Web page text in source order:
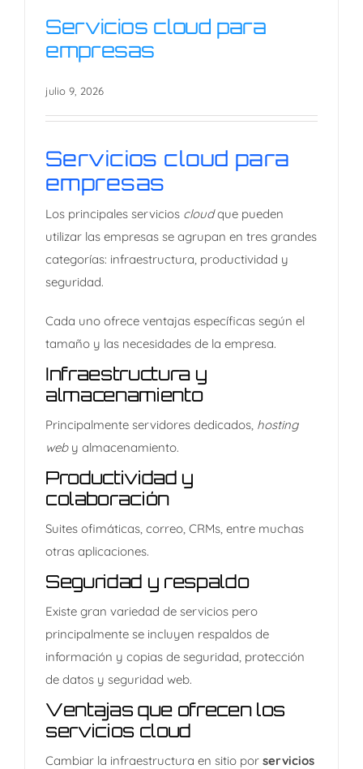
Servicios cloud para
empresas
julio 9, 2026
Servicios cloud para
empresas
Los principales servicios cloudque pueden
utilizar las empresas se agrupan en tres grandes
categorías: infraestructura, productividad y
seguridad.
Cada uno ofrece ventajas específicas según el
tamaño y las necesidades de la empresa.
Infraestructura y
almacenamiento
Principalmente servidores dedicados, hosting
weby almacenamiento.
Productividad y
colaboración
Suites ofimáticas, correo, CRMs, entre muchas
otras aplicaciones.
Seguridad y respaldo
Existe gran variedad de servicios pero
principalmente se incluyen respaldos de
información y copias de seguridad, protección
de datos y seguridad web.
Ventajas que ofrecen los
servicios cloud
Cambiar la infraestructura en sitio por servicios